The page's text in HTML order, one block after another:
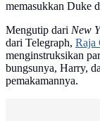
memasukkan Duke
Mengutip dari New
dari Telegraph, Raja
menginstruksikan
bungsunya, Harry,
pemakamannya.